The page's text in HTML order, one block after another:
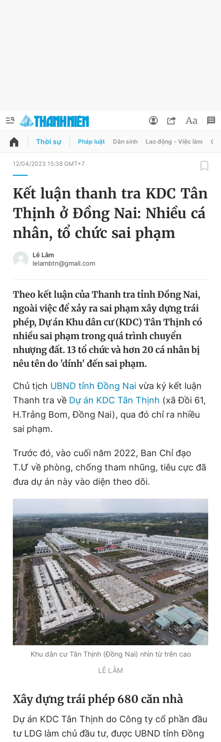
QUẢNG CÁO
Chuyên mục
Chuyên mục khác
Chào ngày mới
Video Magazine
Sản phẩm khác
Bạn cần biết
Thông tin tòa soạn Liên hệ quảng cáo
Đọc Thanh Niên trên điện thoại
Theo dõi báo trên
Hotline
0906 645 777
Liên hệ quảng cáo
0908 780 404
Đặt báo Quảng cáo RSS Tòa soạn Chính sách bảo
Tổng biên tập: Nguyễn Ngọc Toàn
Phó tổng biên tập thường trực: Hải Thành
Phó tổng biên tập: Lâm Hiếu Dũng
Phó tổng biên tập: Trần Việt Hưng
Tổng thư ký tòa soạn: Đức Trung
Giấy phép xuất bản số 110/GP - BTTTT cấp ngày 24.3.2020
bản. Phát triển bởi ePi Technologies, JSC.
Đổi mật khẩu
Tin đã lưu
Tin đã xem
Đăng xuất
Thời sự Pháp luật Dân sinh Lao động - Việc làm
12/04/2023 15:38 GMT+7
Kết luận thanh tra KDC Tân
Thịnh ở Đồng Nai: Nhiều cá
nhân, tổ chức sai phạm
Lê Lâm
lelambtn@gmail.com
Theo kết luận của Thanh tra tỉnh Đồng Nai,
ngoài việc để xảy ra sai phạm xây dựng trái
phép, Dự án Khu dân cư (KDC) Tân Thịnh có
nhiều sai phạm trong quá trình chuyển
nhượng đất. 13 tổ chức và hơn 20 cá nhân bị
nêu tên do 'dính' đến sai phạm.
Chủ tịch UBND tỉnh Đồng Nai vừa ký kết luận
Thanh tra về Dự án KDC Tân Thịnh (xã Đồi 61,
H.Trảng Bom, Đồng Nai), qua đó chỉ ra nhiều
sai phạm.
Trước đó, vào cuối năm 2022, Ban Chỉ đạo
T.Ư về phòng, chống tham nhũng, tiêu cực đã
đưa dự án này vào diện theo dõi.
Khu dân cư Tân Thịnh (Đồng Nai) nhìn từ trên cao
LÊ LÂM
Xây dựng trái phép 680 căn nhà
Dự án KDC Tân Thịnh do Công ty cổ phần đầu
tư LDG làm chủ đầu tư, được UBND tỉnh Đồng